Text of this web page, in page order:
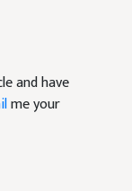
and have
me your